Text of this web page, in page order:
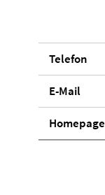
Telefon
E-Mail
Homepage